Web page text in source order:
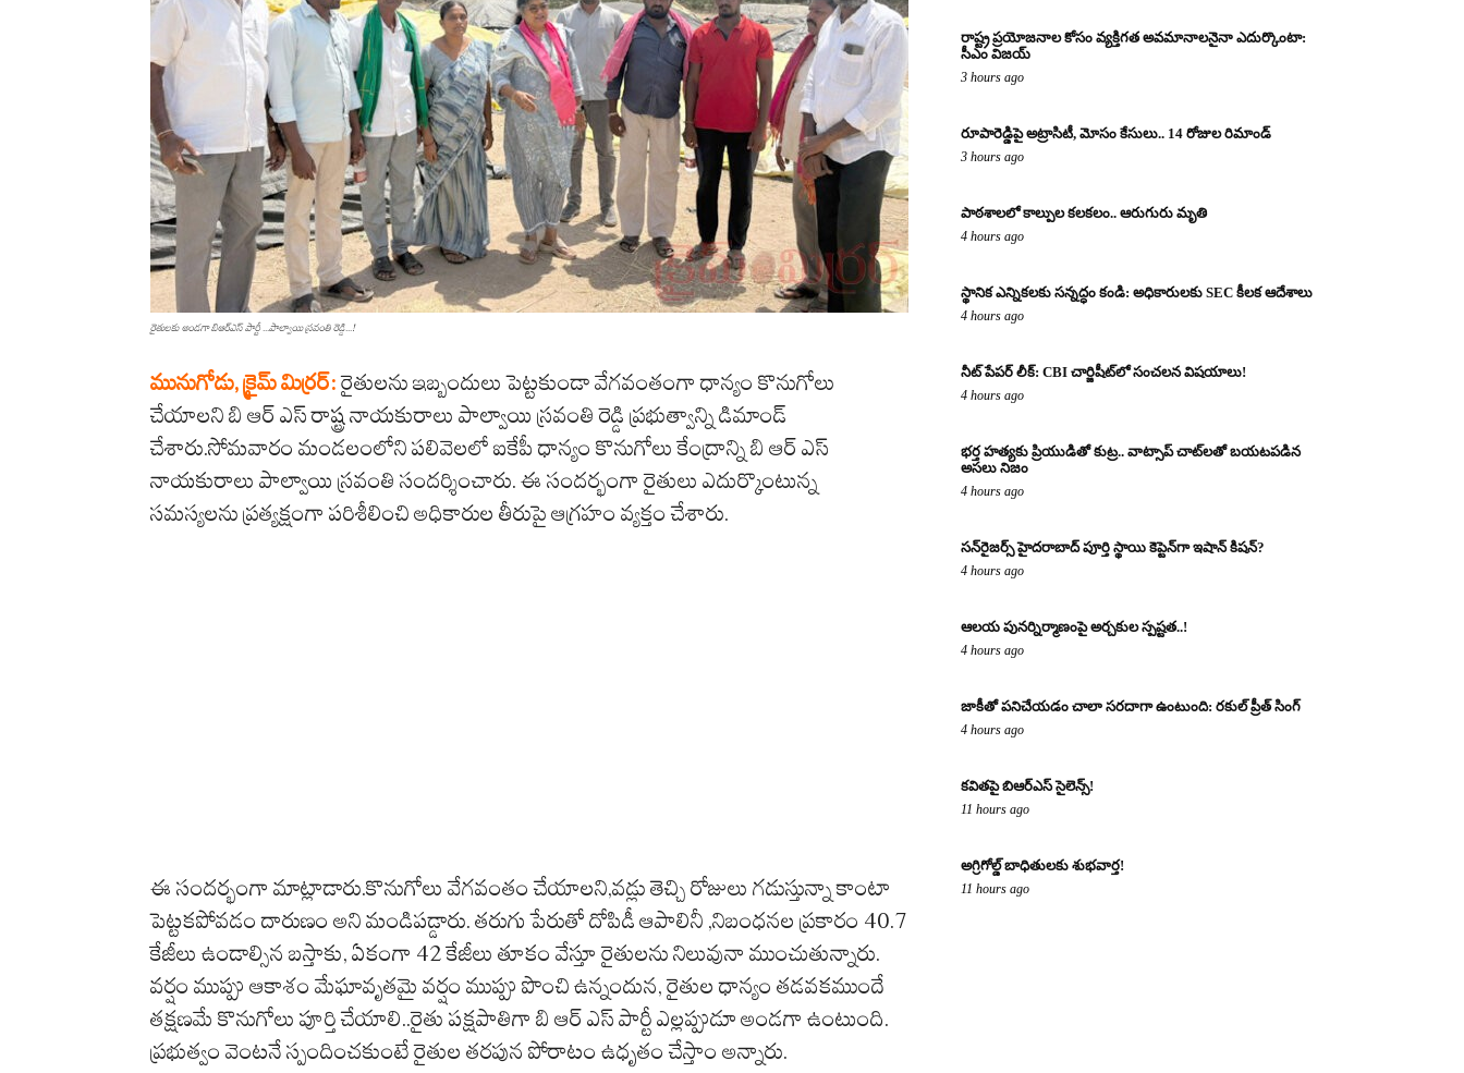
రైతులకు అండగా బిఆర్ఎస్ పార్టీ ...పాల్వాయి స్రవంతి రెడ్డి...!
మునుగోడు, క్రైమ్ మిర్రర్:రైతులను ఇబ్బందులు పెట్టకుండా వేగవంతంగా ధాన్యం కొనుగోలు
చేయాలని బి ఆర్ ఎస్ రాష్ట్ర నాయకురాలు పాల్వాయి స్రవంతి రెడ్డి ప్రభుత్వాన్ని డిమాండ్
చేశారు.సోమవారం మండలంలోని పలివెలలో ఐకేపీ ధాన్యం కొనుగోలు కేంద్రాన్ని బి ఆర్ ఎస్
నాయకురాలు పాల్వాయి స్రవంతి సందర్శించారు. ఈ సందర్భంగా రైతులు ఎదుర్కొంటున్న
సమస్యలను ప్రత్యక్షంగా పరిశీలించి అధికారుల తీరుపై ఆగ్రహం వ్యక్తం చేశారు.
ఈ సందర్భంగా మాట్లాడారు.కొనుగోలు వేగవంతం చేయాలని,వడ్లు తెచ్చి రోజులు గడుస్తున్నా కాంటా
పెట్టకపోవడం దారుణం అని మండిపడ్డారు. తరుగు పేరుతో దోపిడీ ఆపాలినీ ,నిబంధనల ప్రకారం 40.7
కేజీలు ఉండాల్సిన బస్తాకు, ఏకంగా 42 కేజీలు తూకం వేస్తూ రైతులను నిలువునా ముంచుతున్నారు.
వర్షం ముప్పు ఆకాశం మేఘావృతమై వర్షం ముప్పు పొంచి ఉన్నందున, రైతుల ధాన్యం తడవకముందే
తక్షణమే కొనుగోలు పూర్తి చేయాలి..రైతు పక్షపాతిగా బి ఆర్ ఎస్ పార్టీ ఎల్లప్పుడూ అండగా ఉంటుంది.
ప్రభుత్వం వెంటనే స్పందించకుంటే రైతుల తరపున పోరాటం ఉధృతం చేస్తాం అన్నారు.
రాష్ట్ర ప్రయోజనాల కోసం వ్యక్తిగత అవమానాలనైనా ఎదుర్కొంటా:
సీఎం విజయ్
3 hours ago
రూపారెడ్డిపై అట్రాసిటీ, మోసం కేసులు.. 14 రోజుల రిమాండ్
3 hours ago
పాఠశాలలో కాల్పుల కలకలం.. ఆరుగురు మృతి
4 hours ago
స్థానిక ఎన్నికలకు సన్నద్ధం కండి: అధికారులకు SEC కీలక ఆదేశాలు
4 hours ago
నీట్ పేపర్ లీక్: CBI చార్జిషీట్‌లో సంచలన విషయాలు!
4 hours ago
భర్త హత్యకు ప్రియుడితో కుట్ర.. వాట్సాప్ చాట్‌లతో బయటపడిన
అసలు నిజం
4 hours ago
సన్‌రైజర్స్ హైదరాబాద్ పూర్తి స్థాయి కెప్టెన్‌గా ఇషాన్ కిషన్?
4 hours ago
ఆలయ పునర్నిర్మాణంపై అర్చకుల స్పష్టత..!
4 hours ago
జాకీతో పనిచేయడం చాలా సరదాగా ఉంటుంది: రకుల్ ప్రీత్ సింగ్
4 hours ago
కవితపై బిఆర్ఎస్ సైలెన్స్!
11 hours ago
అగ్రిగోల్డ్ బాధితులకు శుభవార్త!
11 hours ago